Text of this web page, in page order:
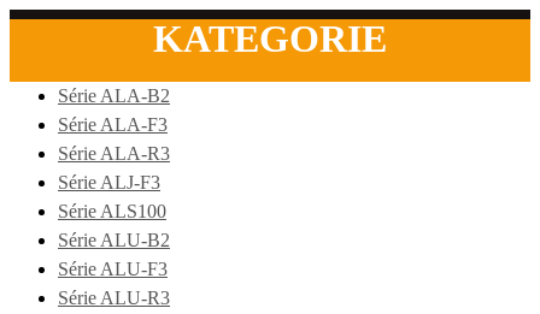
KATEGORIE
Série ALA-B2
Série ALA-F3
Série ALA-R3
Série ALJ-F3
Série ALS100
Série ALU-B2
Série ALU-F3
Série ALU-R3